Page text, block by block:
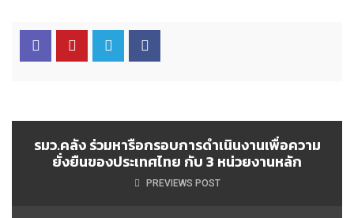
รมว.คลัง ร่วมหารือกรอบการดำเนินงานเพื่อความ
ยั่งยืนของประเทศไทย กับ 3 หน่วยงานหลัก
PREVIEWS POST